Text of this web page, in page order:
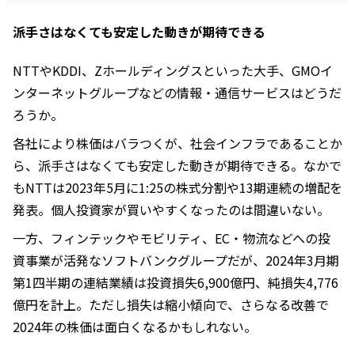
派手さはなくても安定した動きが期待できる
NTTやKDDI、Zホールディングスといった大手、GMOイ
ンターネットグループなどの情報・通信サービスはどうだ
ろうか。
各社により株価はバラつくが、社会インフラであることか
ら、派手さはなくても安定した動きが期待できる。なかで
もNTTは2023年5月に1:25の株式分割や13期連続の増配を
発表。個人投資家が買いやすくなったのは間違いない。
一方、フィンテックやモビリティ、EC・物流などへの投
資事業が活発なソフトバンクグループだが、2024年3月期
第1四半期の連結業績は投資損失6,900億円、純損失4,776
億円を計上。ただし損失は縮小傾向で、さらなる改善で
2024年の株価は面白くなるかもしれない。